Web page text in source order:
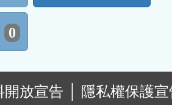
0
開放宣告
隱私權保護